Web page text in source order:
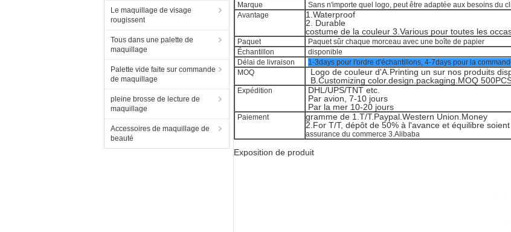
Le maquillage de visage
rougissent
Tous dans une palette de
maquillage
Palette vide faite sur commande
de maquillage
pleine brosse de lecture de
maquillage
Accessoires de maquillage de
beauté
Marque
Sans n'importe quel logo, peut être adaptée aux besoins du
Avantage
1.Waterproof
2. Durable
costume de la couleur 3.Various pour toutes les
Paquet
Paquet sûr chaque morceau avec une boîte de papier
Échantillon
disponible
Délai de livraison
1-3days pour l'ordre d'échantillons, 4-7days pour la
MOQ
Logo de couleur d'A.Printing un sur nos produits
B.Customizing color.design.packaging.MOQ
Expédition
DHL/UPS/TNT etc.
Par avion, 7-10 jours
Par la mer 10-20 jours
Paiement
gramme de 1.T/T.Paypal.Western Union.Money
2.For T/T, dépôt de 50% à l'avance et équilibre
assurance du commerce 3.Alibaba
Exposition de produit